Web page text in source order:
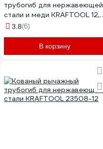
трубогиб для нержавеющей
стали и меди KRAFTOOL 12,
15, 22 мм, 23503-H4
3.8(6)
В корзину